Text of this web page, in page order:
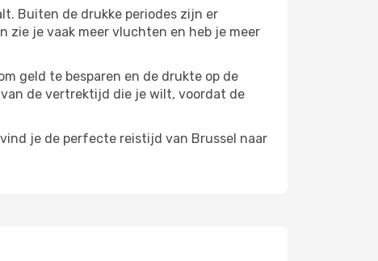
Buiten de drukke periodes zijn er
zie je vaak meer vluchten en heb je meer
geld te besparen en de drukte op de
de vertrektijd die je wilt, voordat de
je de perfecte reistijd van Brussel naar